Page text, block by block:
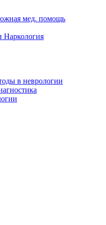
мед. помощь
Наркология
в неврологии